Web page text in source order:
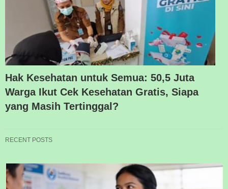
Hak Kesehatan untuk Semua: 50,5 Juta
Warga Ikut Cek Kesehatan Gratis, Siapa
yang Masih Tertinggal?
RECENT POSTS